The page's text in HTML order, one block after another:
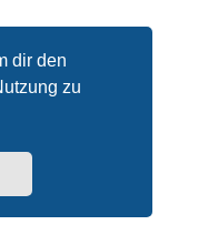
dir den
zu